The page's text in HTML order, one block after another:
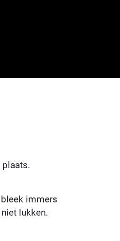
plaats.
immers
lukken.